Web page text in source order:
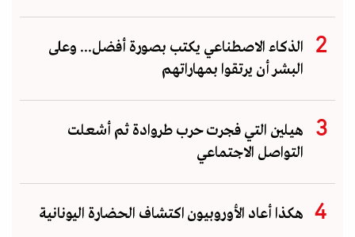
الذكاء الاصطناعي يكتب بصورة أفضل... وعلى
البشر أن يرتقوا بمهاراتهم
هيلين التي فجرت حرب طروادة ثم أشعلت
التواصل الاجتماعي
هكذا أعاد الأوروبيون اكتشاف الحضارة اليونانية